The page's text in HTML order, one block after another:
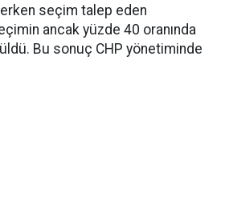
erken seçim talep eden
ancak yüzde 40 oranında
Bu sonuç CHP yönetiminde